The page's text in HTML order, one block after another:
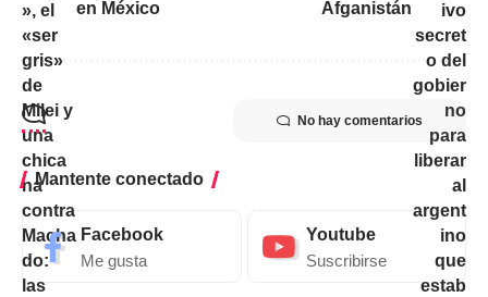
en México
Afganistán
No hay comentarios
Mantente conectado
Facebook
Me gusta
Youtube
Suscribirse